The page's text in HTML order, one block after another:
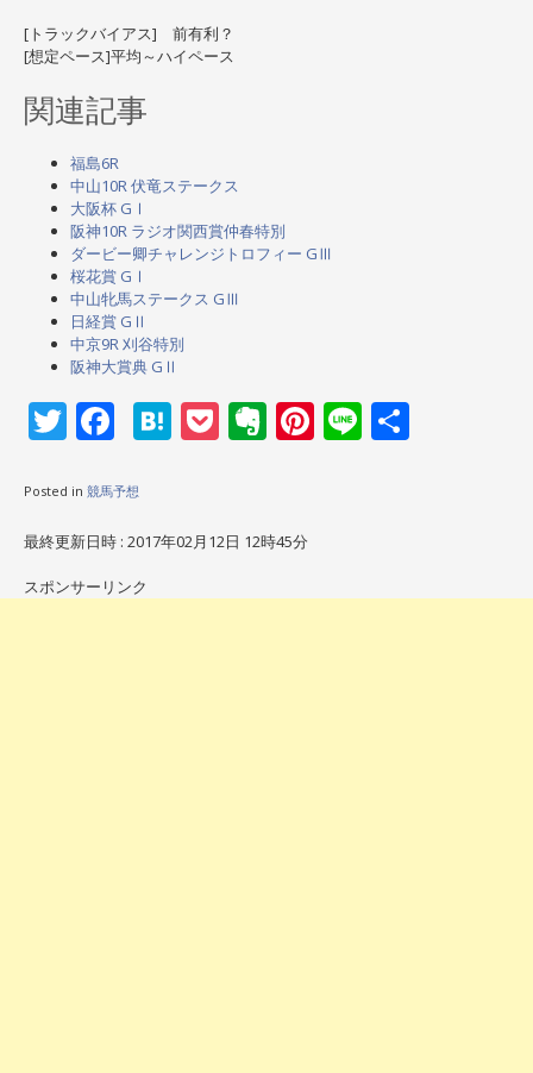
[トラックバイアス] 前有利？
[想定ペース]平均～ハイペース
関連記事
福島6R
中山10R 伏竜ステークス
大阪杯 GⅠ
阪神10R ラジオ関西賞仲春特別
ダービー卿チャレンジトロフィー GⅢ
桜花賞 GⅠ
中山牝馬ステークス GⅢ
日経賞 GⅡ
中京9R 刈谷特別
阪神大賞典 GⅡ
TwitterFacebook
Hatena
Pocket
Evernote
Pinterest
Line
Posted in 競馬予想
最終更新日時 : 2017年02月12日 12時45分
スポンサーリンク